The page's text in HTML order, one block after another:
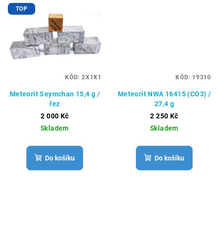
TOP
Meteorit Seymchan 15,4 g /
řez
2 000 Kč
Skladem
Do košíku
KÓD: 2X1X1
Meteorit NWA 16415 (CO3) /
27,4 g
2 250 Kč
Skladem
Do košíku
KÓD: 19310